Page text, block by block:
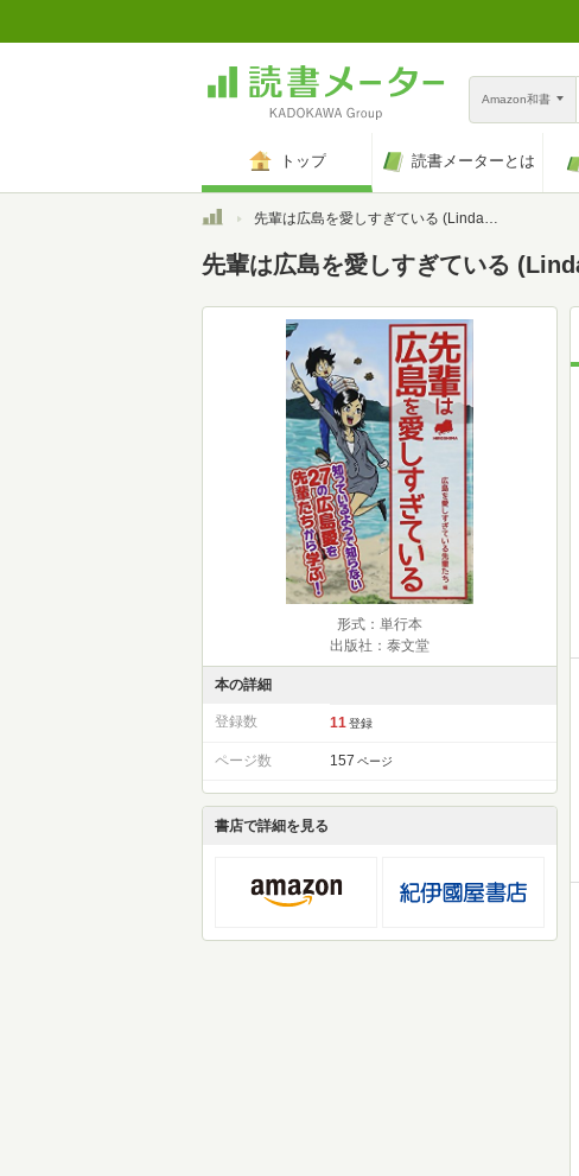
Amazon和書
トップ 読書メーターとは
トップ先輩は広島を愛しすぎている (Linda BOOKS!)
先輩は広島を愛しすぎている
形式：単行本
出版社：泰文堂
本の詳細
登録数 11 登録
ページ数 157 ページ
書店で詳細を見る